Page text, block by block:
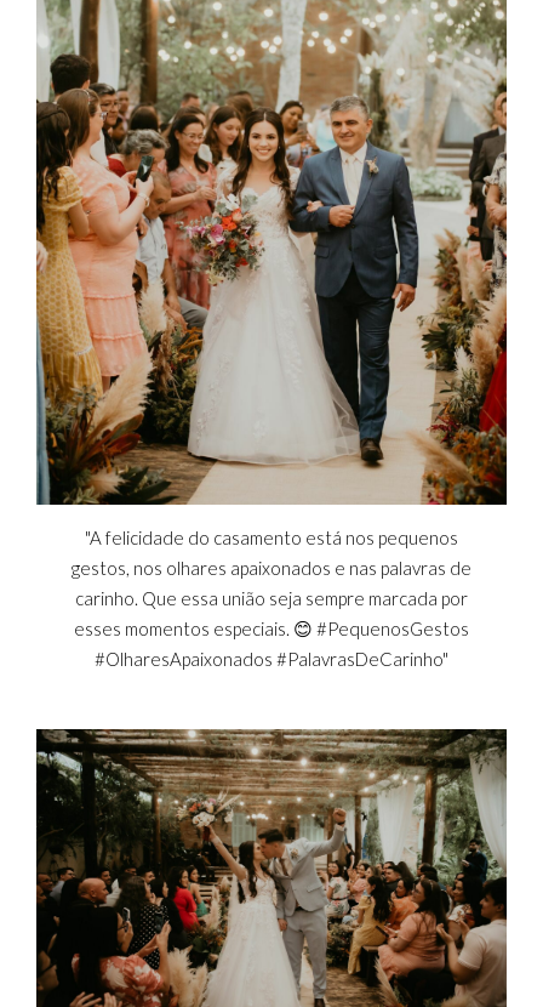
"A felicidade do casamento está nos pequenos
gestos, nos olhares apaixonados e nas palavras de
carinho. Que essa união seja sempre marcada por
esses momentos especiais. 😊 #PequenosGestos
#OlharesApaixonados #PalavrasDeCarinho"